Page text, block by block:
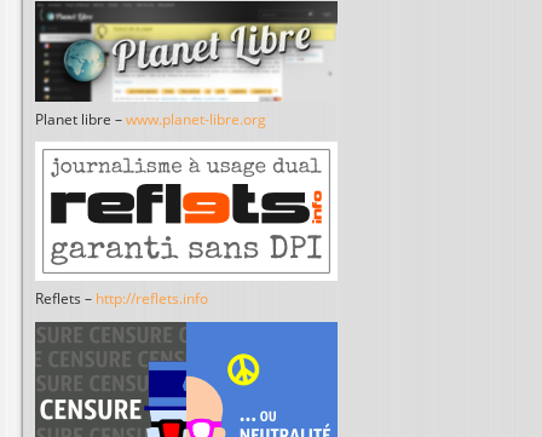
Planet libre – www.planet-libre.org
Reflets – http://reflets.info